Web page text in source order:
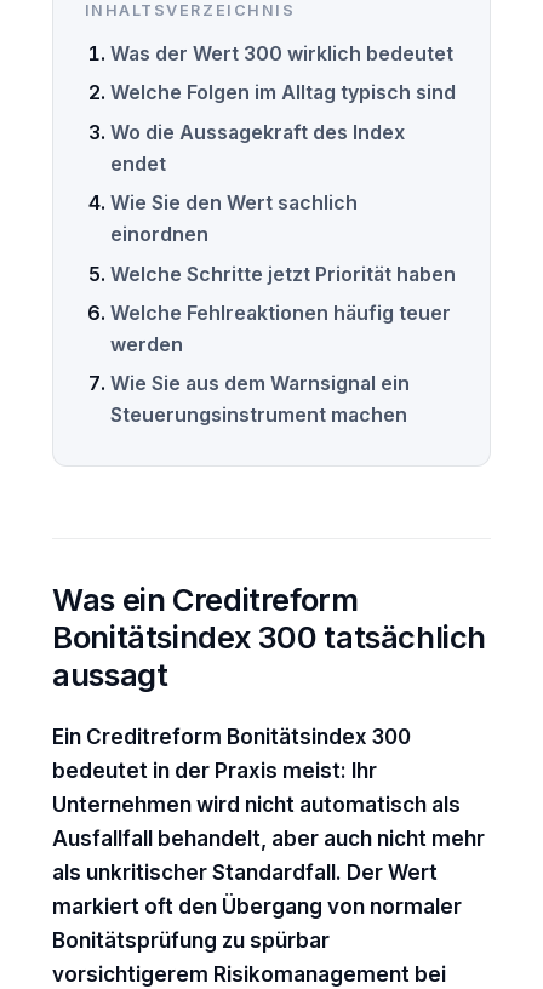
INHALTSVERZEICHNIS
Was der Wert 300 wirklich bedeutet
Welche Folgen im Alltag typisch sind
Wo die Aussagekraft des Index
endet
Wie Sie den Wert sachlich
einordnen
Welche Schritte jetzt Priorität haben
Welche Fehlreaktionen häufig teuer
werden
Wie Sie aus dem Warnsignal ein
Steuerungsinstrument machen
Was ein Creditreform
Bonitätsindex 300 tatsächlich
aussagt
Ein Creditreform Bonitätsindex 300
bedeutet in der Praxis meist: Ihr
Unternehmen wird nicht automatisch als
Ausfallfall behandelt, aber auch nicht mehr
als unkritischer Standardfall. Der Wert
markiert oft den Übergang von normaler
Bonitätsprüfung zu spürbar
vorsichtigerem Risikomanagement bei